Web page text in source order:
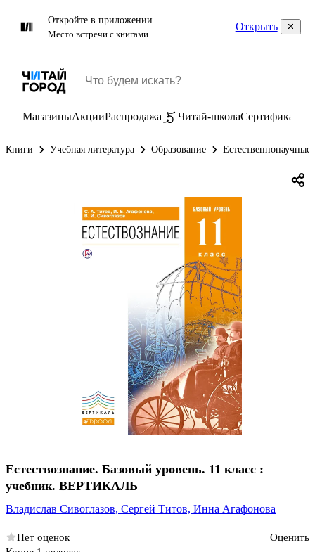
Откройте в приложении
Место встречи с книгами
Открыть
МагазиныАкцииРаспродажа Читай-школаСертификаты
Книги Учебная литература Образование Естественнонаучные
Естествознание. Базовый уровень. 11 класс :
учебник. ВЕРТИКАЛЬ
Владислав Сивоглазов, Сергей Титов, Инна Агафонова
Нет оценок
Оценить